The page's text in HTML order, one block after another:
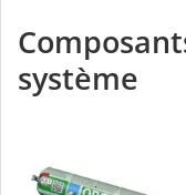
système